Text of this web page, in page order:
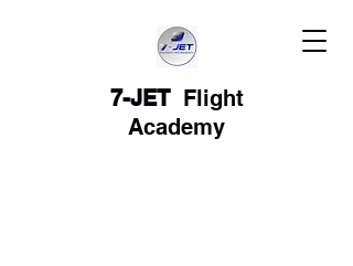
7-JETFlight
Academy